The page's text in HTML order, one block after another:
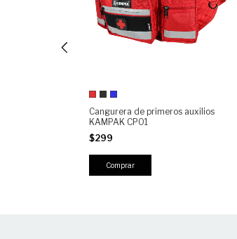
Cangurera de primeros auxilios
KAMPAK CP01
$299
Comprar